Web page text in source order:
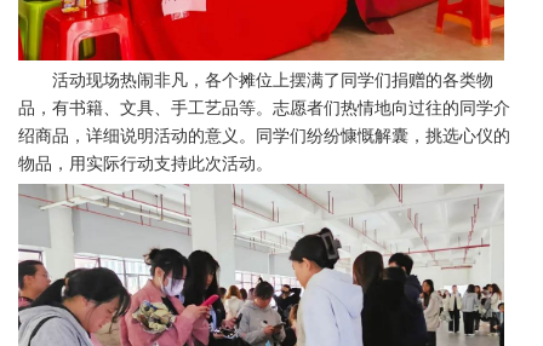
活动现场热闹非凡，各个摊位上摆满了同学们捐赠的各类物
品，有书籍、文具、手工艺品等。志愿者们热情地向过往的同学介
绍商品，详细说明活动的意义。同学们纷纷慷慨解囊，挑选心仪的
物品，用实际行动支持此次活动。